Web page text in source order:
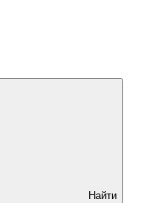
Найти